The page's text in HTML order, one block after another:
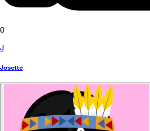
0
J
Josette